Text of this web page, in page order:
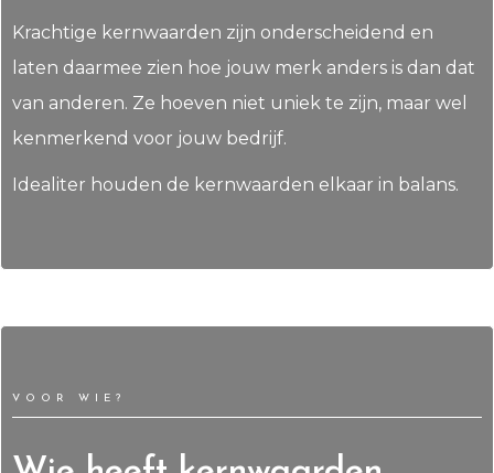
Krachtige kernwaarden zijn onderscheidend en
laten daarmee zien hoe jouw merk anders is dan dat
van anderen. Ze hoeven niet uniek te zijn, maar wel
kenmerkend voor jouw bedrijf.
Idealiter houden de kernwaarden elkaar in balans.
VOOR WIE?